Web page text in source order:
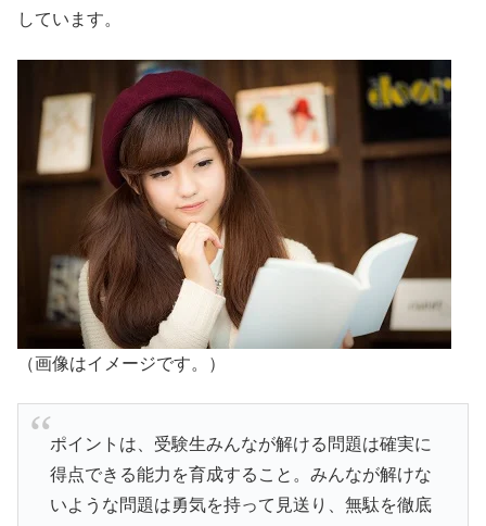
しています。
（画像はイメージです。）
ポイントは、受験生みんなが解ける問題は確実に
得点できる能力を育成すること。みんなが解けな
いような問題は勇気を持って見送り、無駄を徹底